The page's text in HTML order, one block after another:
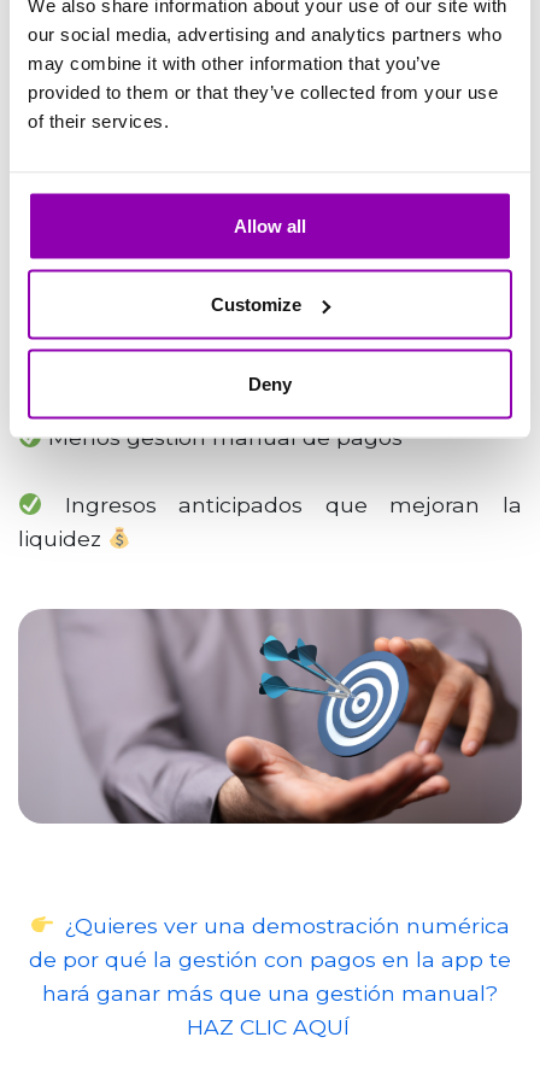
We also share information about your use of our site with
our social media, advertising and analytics partners who
may combine it with other information that you’ve
provided to them or that they’ve collected from your use
of their services.
Allow all
Customize
Deny
EL RESULTADO
Más reservas incluso fuera del horario
Menos gestión manual de pagos
Ingresos anticipados que mejoran la
liquidez
¿Quieres ver una demostración numérica
de por qué la gestión con pagos en la app te
hará ganar más que una gestión manual?
HAZ CLIC AQUÍ